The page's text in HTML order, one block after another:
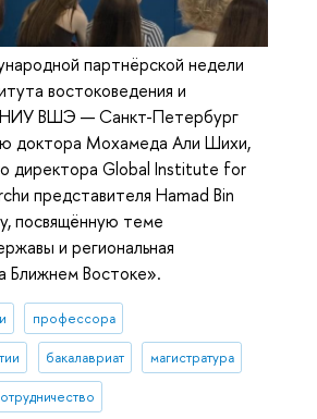
партнёрской недели
востоковедения и
НИУ ВШЭ — Санкт-Петербург
доктора Мохамеда Али Шихи,
директора Global Institute for
представителя Hamad Bin
посвящённую теме
и региональная
Ближнем Востоке».
профессора
бакалавриат магистратура